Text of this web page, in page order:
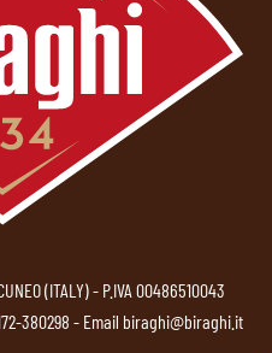
(ITALY) - P.IVA 00486510043
380298 - Email biraghi@biraghi.it